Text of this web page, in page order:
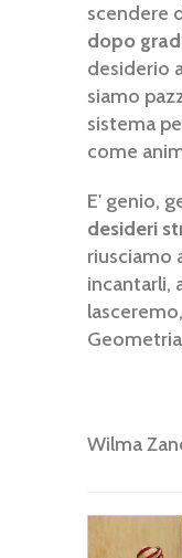
scendere
dopo
desiderio
siamo
sistema
come
E' genio,
desideri
riusciamo
incantarli,
Wilma